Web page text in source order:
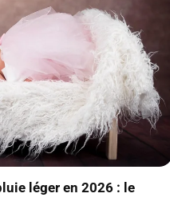
léger en 2026 : le